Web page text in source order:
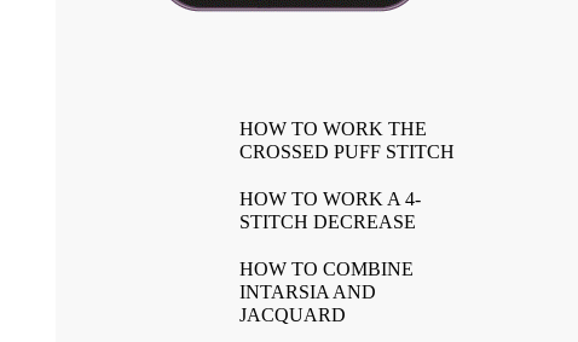
HOW TO WORK THE
CROSSED PUFF STITCH
HOW TO WORK A 4-
STITCH DECREASE
HOW TO COMBINE
INTARSIA AND
JACQUARD